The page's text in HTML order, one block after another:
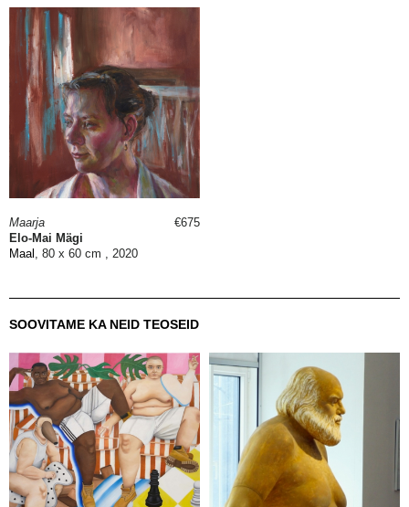
Maarja
Elo-Mai Mägi
Maal , 80 x 60 cm , 2020
€675
SOOVITAME KA NEID TEOSEID